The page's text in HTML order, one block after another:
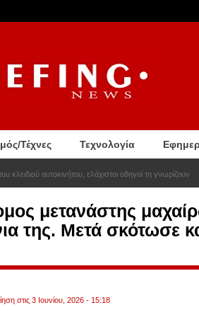
Τέχνες Τεχνολογία
κλειδιού αυτοκινήτου, ελάχιστοι οδηγοί τη γνωρίζουν
μετανάστης
της. Μετά σκότωσε
στις 3 Ιουνίου, 2026 - 15:18